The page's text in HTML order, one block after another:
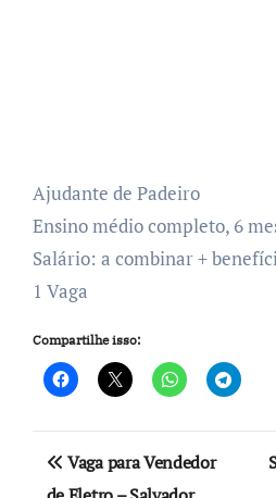
Ajudante de Padeiro
Ensino médio completo, 6
Salário: a combinar +
1 Vaga
Compartilhe isso:
Navegação
Vaga para Vendedor